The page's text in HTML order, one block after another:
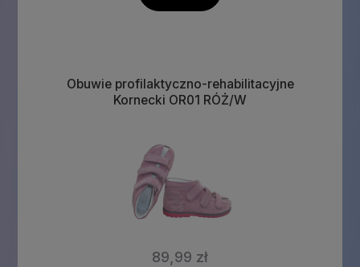
Obuwie profilaktyczno-rehabilitacyjne
Kornecki OR01 RÓŻ/W
89,99 zł